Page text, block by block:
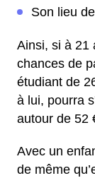
Son lieu
Ainsi, si à 21
chances de
étudiant de
à lui, pourra
autour de 52
Avec un
de même